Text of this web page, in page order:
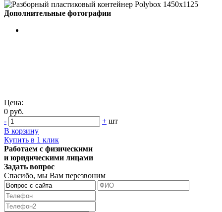
Дополнительные фотографии
Цена:
0 руб.
-
+ шт
В корзину
Купить в 1 клик
Работаем с физическими
и юридическими лицами
Задать вопрос
Спасибо, мы Вам перезвоним